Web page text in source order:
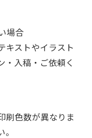
場合
キストやイラスト
・入稿・ご依頼く
刷色数が異なりま